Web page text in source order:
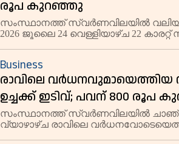
രൂപ കുറഞ്ഞു
സംസ്ഥാനത്ത് സ്വർണവിലയിൽ വലിയ
2026 ജൂലൈ 24 വെള്ളിയാഴ്ച 22
Business
രാവിലെ
ഉച്ചക്ക് ഇടിവ്; പവന് 800 രൂപ
സംസ്ഥാനത്ത് സ്വർണവിലയിൽ
വ്യാഴാഴ്ച രാവിലെ